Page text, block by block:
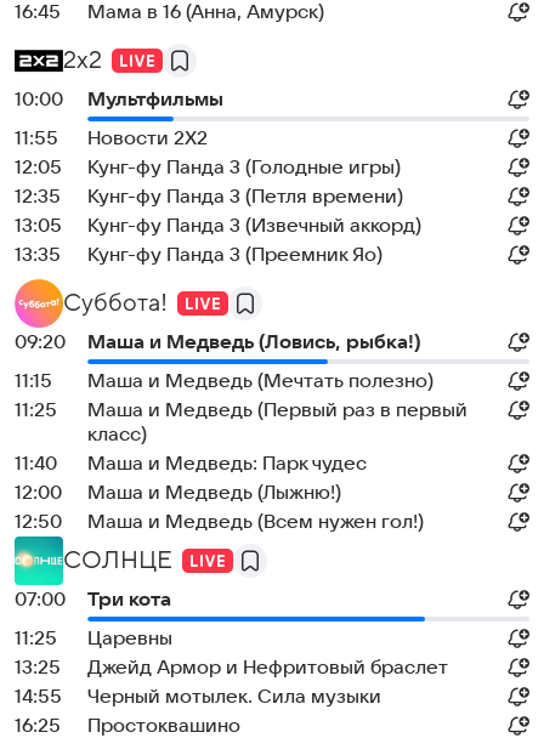
16:45
Мама в 16 (Анна, Амурск)
2x2
10:00
Мультфильмы
11:55
Новости 2Х2
12:05
Кунг-фу Панда 3 (Голодные игры)
12:35
Кунг-фу Панда 3 (Петля времени)
13:05
Кунг-фу Панда 3 (Извечный аккорд)
13:35
Кунг-фу Панда 3 (Преемник Яо)
Суббота!
09:20
Маша и Медведь (Ловись, рыбка!)
11:15
Маша и Медведь (Мечтать полезно)
11:25
Маша и Медведь (Первый раз в первый
класс)
11:40
Маша и Медведь: Парк чудес
12:00
Маша и Медведь (Лыжню!)
12:50
Маша и Медведь (Всем нужен гол!)
СОЛНЦЕ
07:00
Три кота
11:25
Царевны
13:25
Джейд Армор и Нефритовый браслет
14:55
Черный мотылек. Сила музыки
16:25
Простоквашино